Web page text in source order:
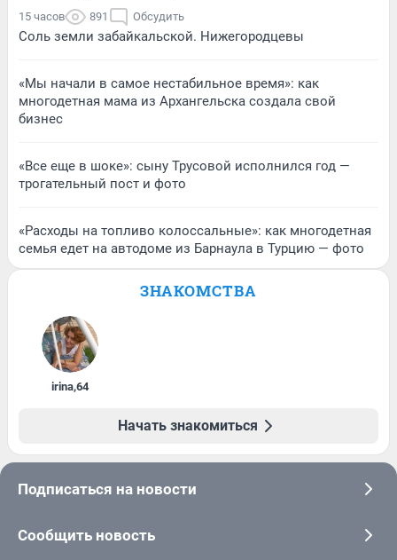
15 часов 891 Обсудить
Соль земли забайкальской. Нижегородцевы
«Мы начали в самое нестабильное время»: как
многодетная мама из Архангельска создала свой
бизнес
«Все еще в шоке»: сыну Трусовой исполнился год —
трогательный пост и фото
«Расходы на топливо колоссальные»: как многодетная
семья едет на автодоме из Барнаула в Турцию — фото
ЗНАКОМСТВА
irina,64
Начать знакомиться
Подписаться на новости
Сообщить новость